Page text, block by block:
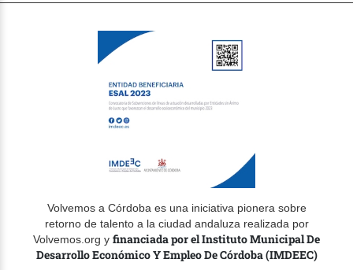
Volvemos a Córdoba es una iniciativa pionera sobre
retorno de talento a la ciudad andaluza realizada por
Volvemos.org y financiada por el Instituto Municipal De
Desarrollo Económico Y Empleo De Córdoba (IMDEEC)